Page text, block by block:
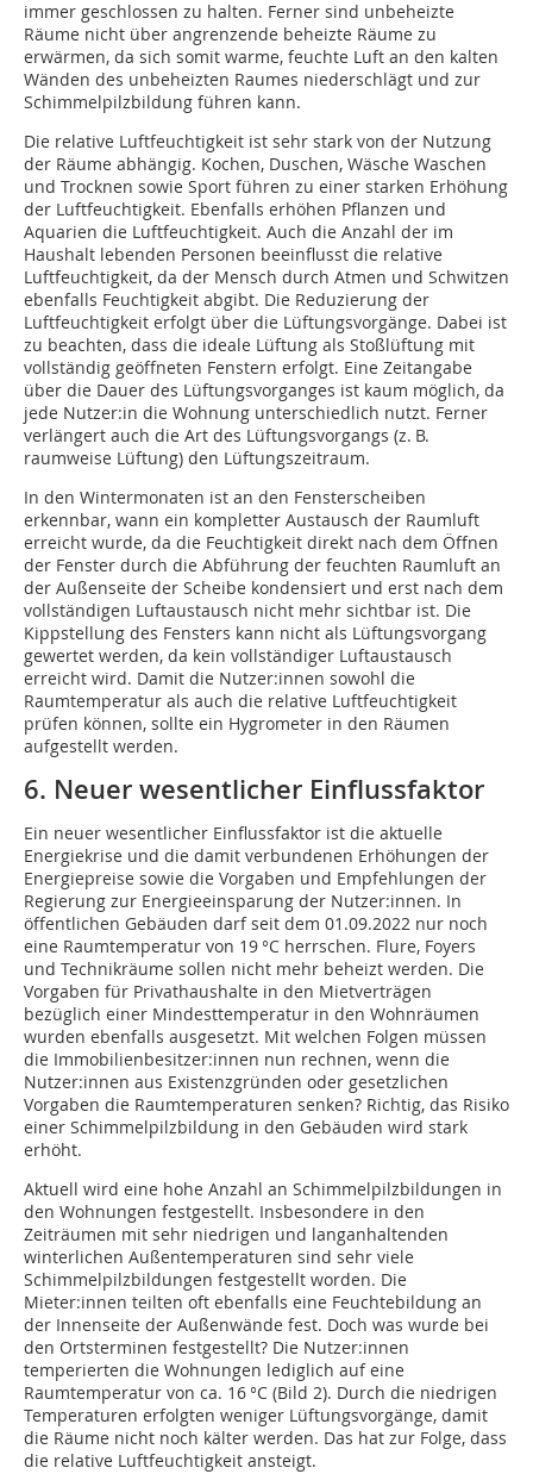
immer geschlossen zu halten. Ferner sind unbeheizte
Räume nicht über angrenzende beheizte Räume zu
erwärmen, da sich somit warme, feuchte Luft an den kalten
Wänden des unbeheizten Raumes niederschlägt und zur
Schimmelpilzbildung führen kann.
Die relative Luftfeuchtigkeit ist sehr stark von der Nutzung
der Räume abhängig. Kochen, Duschen, Wäsche Waschen
und Trocknen sowie Sport führen zu einer starken Erhöhung
der Luftfeuchtigkeit. Ebenfalls erhöhen Pflanzen und
Aquarien die Luftfeuchtigkeit. Auch die Anzahl der im
Haushalt lebenden Personen beeinflusst die relative
Luftfeuchtigkeit, da der Mensch durch Atmen und Schwitzen
ebenfalls Feuchtigkeit abgibt. Die Reduzierung der
Luftfeuchtigkeit erfolgt über die Lüftungsvorgänge. Dabei ist
zu beachten, dass die ideale Lüftung als Stoßlüftung mit
vollständig geöffneten Fenstern erfolgt. Eine Zeitangabe
über die Dauer des Lüftungsvorganges ist kaum möglich, da
jede Nutzer:in die Wohnung unterschiedlich nutzt. Ferner
verlängert auch die Art des Lüftungsvorgangs (z. B.
raumweise Lüftung) den Lüftungszeitraum.
In den Wintermonaten ist an den Fensterscheiben
erkennbar, wann ein kompletter Austausch der Raumluft
erreicht wurde, da die Feuchtigkeit direkt nach dem Öffnen
der Fenster durch die Abführung der feuchten Raumluft an
der Außenseite der Scheibe kondensiert und erst nach dem
vollständigen Luft­austausch nicht mehr sichtbar ist. Die
Kippstellung des Fensters kann nicht als Lüftungsvorgang
gewertet werden, da kein vollständiger Luftaustausch
erreicht wird. Damit die Nutzer:innen sowohl die
Raumtemperatur als auch die relative Luftfeuchtigkeit
prüfen können, sollte ein Hygrometer in den Räumen
aufgestellt werden.
6. Neuer wesentlicher Einflussfaktor
Ein neuer wesentlicher Einflussfaktor ist die aktuelle
Energiekrise und die damit verbundenen Erhöhungen der
Energiepreise sowie die Vorgaben und Empfehlungen der
Regierung zur Energieeinsparung der Nutzer:innen. In
öffentlichen Gebäuden darf seit dem 01.09.2022 nur noch
eine Raumtemperatur von 19 °C herrschen. Flure, Foyers
und Technikräume sollen nicht mehr beheizt werden. Die
Vorgaben für Privathaushalte in den Mietverträgen
bezüglich einer Mindesttemperatur in den Wohnräumen
wurden ebenfalls ausgesetzt. Mit welchen Folgen müssen
die Immobilien­be­sitzer:innen nun rechnen, wenn die
Nutzer:innen aus Existenzgründen oder gesetzlichen
Vorgaben die Raumtemperaturen senken? Richtig, das Risiko
einer Schimmelpilzbildung in den Gebäuden wird stark
erhöht.
Aktuell wird eine hohe Anzahl an Schimmelpilzbildungen in
den Wohnungen festgestellt. Insbesondere in den
Zeiträumen mit sehr niedrigen und langanhaltenden
winterlichen Außentemperaturen sind sehr viele
Schimmelpilzbildungen festgestellt worden. Die
Mieter:innen teilten oft ebenfalls eine Feuchtebildung an
der Innenseite der Außenwände fest. Doch was wurde bei
den Ortsterminen festgestellt? Die Nutzer:innen
temperierten die Wohnungen lediglich auf eine
Raumtemperatur von ca. 16 °C (Bild 2). Durch die niedrigen
Temperaturen erfolgten weniger Lüftungsvorgänge, damit
die Räume nicht noch kälter werden. Das hat zur Folge, dass
die relative Luftfeuchtigkeit ansteigt.